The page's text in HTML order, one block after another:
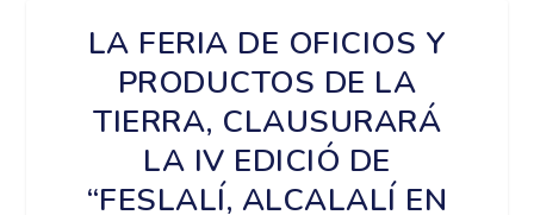
LA FERIA DE OFICIOS Y
PRODUCTOS DE LA
TIERRA, CLAUSURARÁ
LA IV EDICIÓ DE
“FESLALÍ, ALCALALÍ EN